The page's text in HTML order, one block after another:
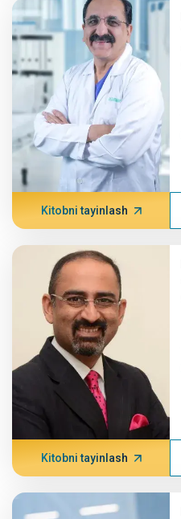
Kitobni tayinlash
Kitobni tayinlash